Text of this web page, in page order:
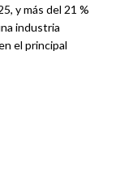
y más del 21 %
industria
el principal